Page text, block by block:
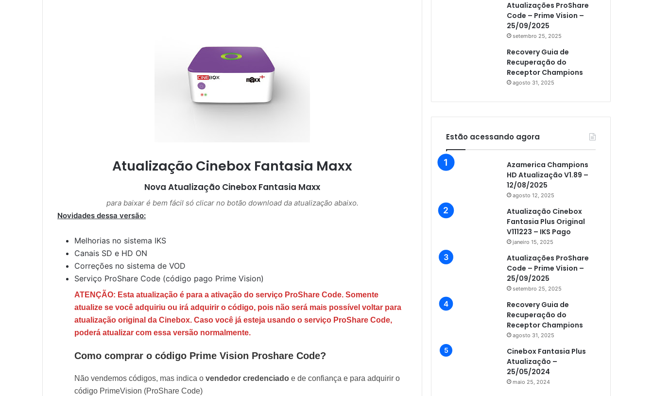
Atualização Cinebox Fantasia Maxx
Nova Atualização Cinebox Fantasia Maxx
para baixar é bem fácil só clicar no botão download da atualização abaixo.
Novidades dessa versão:
Melhorias no sistema IKS
Canais SD e HD ON
Correções no sistema de VOD
Serviço ProShare Code (código pago Prime Vision)
ATENÇÃO: Esta atualização é para a ativação do serviço ProShare Code. Somente
atualize se você adquiriu ou irá adquirir o código, pois não será mais possível voltar para
atualização original da Cinebox. Caso você já esteja usando o serviço ProShare Code,
poderá atualizar com essa versão normalmente.
Como comprar o código Prime Vision Proshare Code?
Não vendemos códigos, mas indica o vendedor credenciado e de confiança e para adquirir o
código PrimeVision (ProShare Code)
Atualizações ProShare
Code – Prime Vision –
25/09/2025
setembro 25, 2025
Recovery Guia de
Recuperação do
Receptor Champions
agosto 31, 2025
Estão acessando agora
Azamerica Champions
HD Atualização V1.89 –
12/08/2025
agosto 12, 2025
Atualização Cinebox
Fantasia Plus Original
V111223 – IKS Pago
janeiro 15, 2025
Atualizações ProShare
Code – Prime Vision –
25/09/2025
setembro 25, 2025
Recovery Guia de
Recuperação do
Receptor Champions
agosto 31, 2025
Cinebox Fantasia Plus
Atualização –
25/05/2024
maio 25, 2024